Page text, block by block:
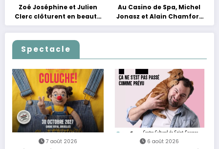
Zoé Joséphine et Julien
Clerc clôturent en beauté
Les Nuits Francofolies au
Casino
Au Casino de Spa, Michel
Jonasz et Alain Chamfort
célèbrent le temps qui
passe… sans jamais céder
Spectacle
7 août 2026 6 août 2026